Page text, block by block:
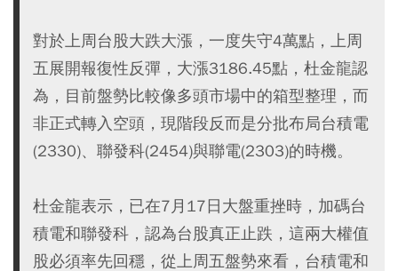
對於上周台股大跌大漲，一度失守4萬點，上周
五展開報復性反彈，大漲3186.45點，杜金龍認
為，目前盤勢比較像多頭市場中的箱型整理，而
非正式轉入空頭，現階段反而是分批布局台積電
(2330)、聯發科(2454)與聯電(2303)的時機。
杜金龍表示，已在7月17日大盤重挫時，加碼台
積電和聯發科，認為台股真正止跌，這兩大權值
股必須率先回穩，從上周五盤勢來看，台積電和